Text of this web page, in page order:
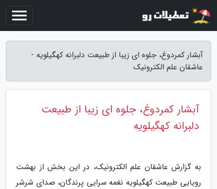
آبشار کمردوغ، جلوه ای زیبا از طبیعت دلبرانه کهگیلویه -
عاشقان علم الکترونیک
آبشار کمردوغ، جلوه ای زیبا از طبیعت
دلبرانه کهگیلویه
به گزارش عاشقان علم الکترونیک، در این بخش از بهشت
رویایی طبیعت کهگیلویه نغمه سرایی پرندگان، صدای شرشر